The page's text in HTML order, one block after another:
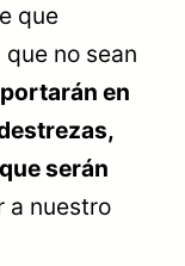
que
no sean
en
serán
a nuestro